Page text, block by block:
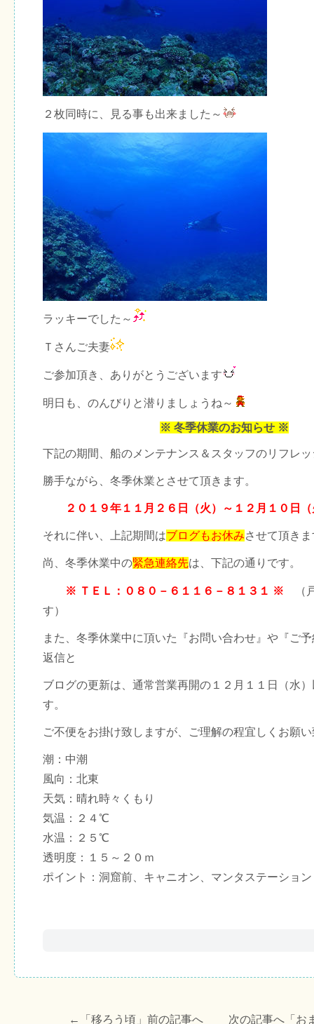
２枚同時に、見る事も出来ました～
ラッキーでした～
Ｔさんご夫妻
ご参加頂き、ありがとうございます
明日も、のんびりと潜りましょうね～
※ 冬季休業のお知らせ ※
下記の期間、船のメンテナンス＆スタッフのリフレ
勝手ながら、冬季休業とさせて頂きます。
２０１９年１１月２６日（火）～１２月１０日
それに伴い、上記期間はブログもお休みさせて頂き
尚、冬季休業中の緊急連絡先は、下記の通りです。
※ ＴＥＬ：０８０－６１１６－８１３１ ※ （
す）
また、冬季休業中に頂いた『お問い合わせ』や『ご
返信と
ブログの更新は、通常営業再開の１２月１１日（水
す。
ご不便をお掛け致しますが、ご理解の程宜しくお願
潮：中潮
風向：北東
天気：晴れ時々くもり
気温：２４℃
水温：２５℃
透明度：１５～２０ｍ
ポイント：洞窟前、キャニオン、マンタステーション
←「 移ろう頃 」前の記事へ 次の記事へ「 お